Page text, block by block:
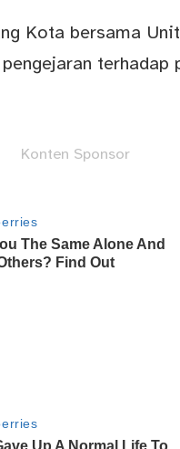
Kota bersama
Konten Sponsor